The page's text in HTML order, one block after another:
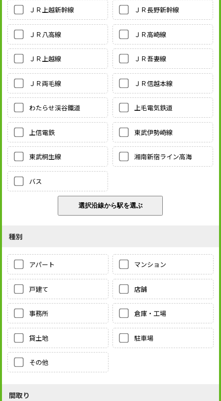
ＪＲ上越新幹線 ＪＲ長野新幹線
ＪＲ八高線 ＪＲ高崎線
ＪＲ上越線 ＪＲ吾妻線
ＪＲ両毛線 ＪＲ信越本線
わたらせ渓谷鐵道 上毛電気鉄道
上信電鉄 東武伊勢崎線
東武桐生線 湘南新宿ライン高海
バス
種別
アパート マンション
戸建て 店舗
事務所 倉庫・工場
貸土地 駐車場
その他
間取り